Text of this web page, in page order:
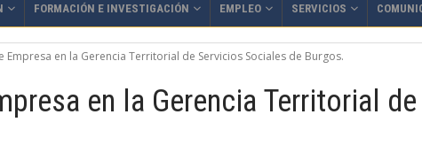
FORMACIÓN E INVESTIGACIÓN EMPLEO SERVICIOS
Empresa en la Gerencia Territorial de Servicios Sociales de Burgos.
en la Gerencia Territorial